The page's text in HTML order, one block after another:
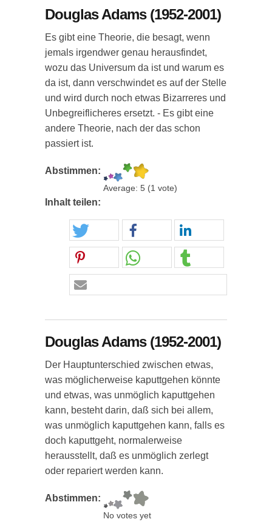
Douglas Adams (1952-2001)
Es gibt eine Theorie, die besagt, wenn
jemals irgendwer genau herausfindet,
wozu das Universum da ist und warum es
da ist, dann verschwindet es auf der Stelle
und wird durch noch etwas Bizarreres und
Unbegreiflicheres ersetzt. - Es gibt eine
andere Theorie, nach der das schon
passiert ist.
Abstimmen:
Average: 5 (1 vote)
Inhalt teilen:
Douglas Adams (1952-2001)
Der Hauptunterschied zwischen etwas,
was möglicherweise kaputtgehen könnte
und etwas, was unmöglich kaputtgehen
kann, besteht darin, daß sich bei allem,
was unmöglich kaputtgehen kann, falls es
doch kaputtgeht, normalerweise
herausstellt, daß es unmöglich zerlegt
oder repariert werden kann.
Abstimmen:
No votes yet